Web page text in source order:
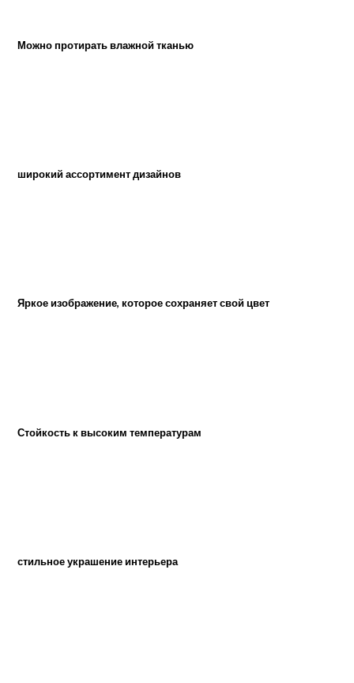
Можно протирать влажной тканью
широкий ассортимент дизайнов
Яркое изображение, которое сохраняет свой цвет
Стойкость к высоким температурам
стильное украшение интерьера